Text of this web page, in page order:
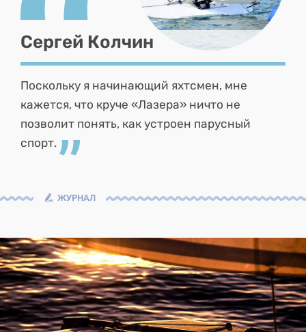
Сергей Колчин
Поскольку я начинающий яхтсмен, мне
кажется, что круче «Лазера» ничто не
позволит понять, как устроен парусный
спорт.
ЖУРНАЛ